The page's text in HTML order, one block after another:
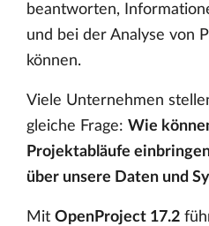
beantworten,
und bei der Analyse von
können.
Viele Unternehmen
gleiche Frage: Wie
Projektabläufe
über unsere Daten und
Mit OpenProject 17.2